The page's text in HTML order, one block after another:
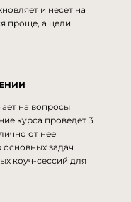
и несет на
проще, а цели
на вопросы
курса проведет 3
от нее
основных задач
коуч-сессий для